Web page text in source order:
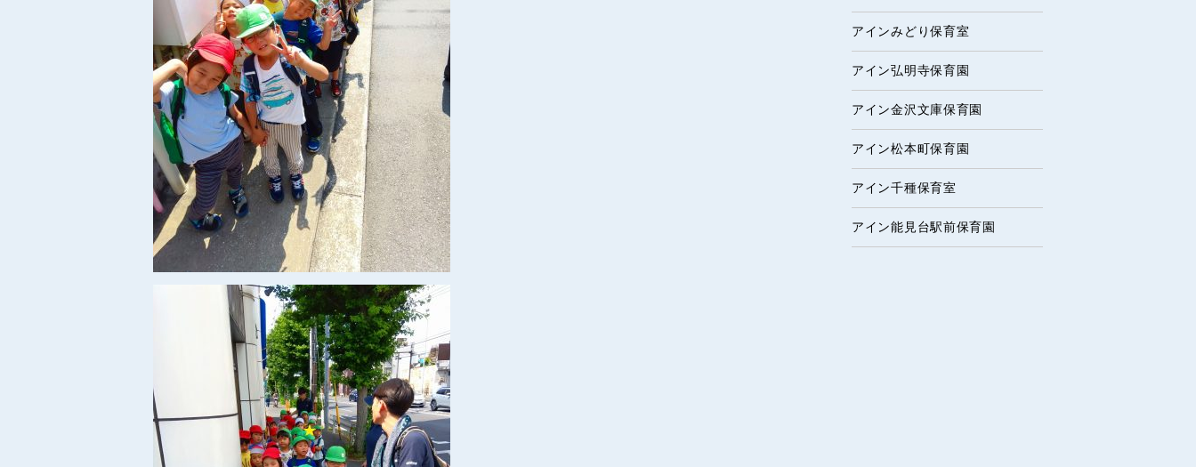
アインみどり保育室
アイン弘明寺保育園
アイン金沢文庫保育園
アイン松本町保育園
アイン千種保育室
アイン能見台駅前保育園